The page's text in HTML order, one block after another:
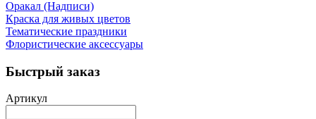
Оракал (Надписи)
Краска для живых цветов
Тематические праздники
Флористические аксессуары
Быстрый заказ
Артикул